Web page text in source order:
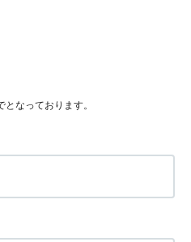
なっております。